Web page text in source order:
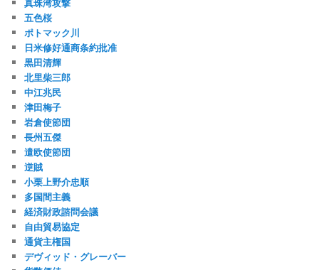
真珠湾攻撃
五色桜
ポトマック川
日米修好通商条約批准
黒田清輝
北里柴三郎
中江兆民
津田梅子
岩倉使節団
長州五傑
遣欧使節団
逆賊
小栗上野介忠順
多国間主義
経済財政諮問会議
自由貿易協定
通貨主権国
デヴィッド・グレーバー